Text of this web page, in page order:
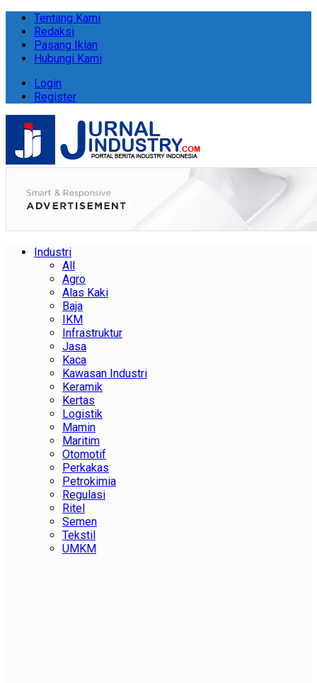
Tentang Kami
Redaksi
Pasang Iklan
Hubungi Kami
Login
Register
Industri
All
Agro
Alas Kaki
Baja
IKM
Infrastruktur
Jasa
Kaca
Kawasan Industri
Keramik
Kertas
Logistik
Mamin
Maritim
Otomotif
Perkakas
Petrokimia
Regulasi
Ritel
Semen
Tekstil
UMKM